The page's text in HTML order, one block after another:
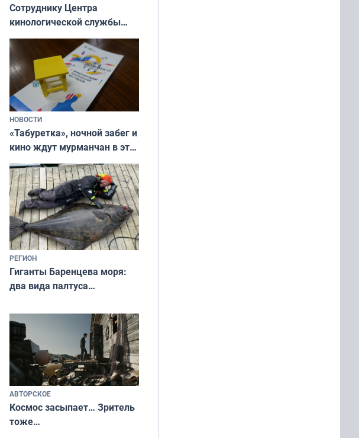
Сотруднику Центра
кинологической службы
ищут новый дом
НОВОСТИ
«Табуретка», ночной забег и
кино ждут мурманчан в эти
выходные
РЕГИОН
Гиганты Баренцева моря:
два вида палтуса
АВТОРСКОЕ
Космос засыпает… Зритель
тоже…